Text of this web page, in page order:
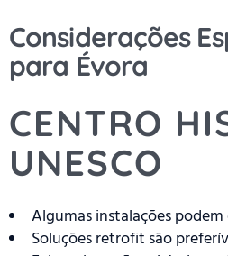
Considerações
para Évora
CENTRO
UNESCO
Algumas instalações
Soluções retrofit são